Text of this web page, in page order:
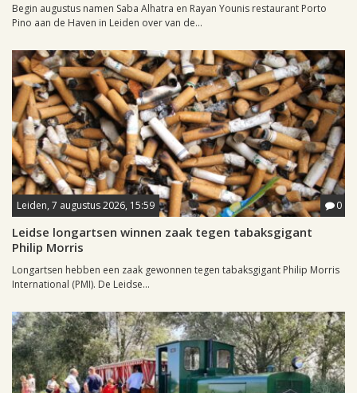
Begin augustus namen Saba Alhatra en Rayan Younis restaurant Porto
Pino aan de Haven in Leiden over van de...
Leiden, 7 augustus 2026, 15:59 0
Leidse longartsen winnen zaak tegen tabaksgigant
Philip Morris
Longartsen hebben een zaak gewonnen tegen tabaksgigant Philip Morris
International (PMI). De Leidse...